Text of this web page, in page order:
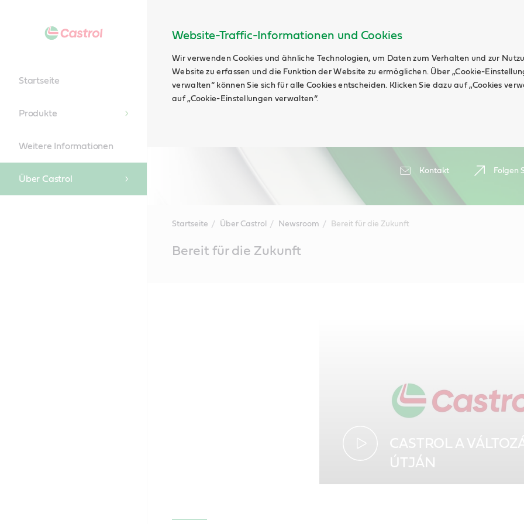
Website-Traffic-Informationen und Cookies
Wir verwenden Cookies und ähnliche Technologien, um Daten zum Verhalten und zur
Website zu erfassen und die Funktion der Website zu ermöglichen. Über „Cookie-
verwalten“ können Sie sich für alle Cookies entscheiden. Klicken Sie dazu auf „Cookies
auf „Cookie-Einstellungen verwalten“.
Kontakt Folgen
Startseite
Produkte
Weitere Informationen
Über Castrol
Startseite Über Castrol Newsroom Bereit für die Zukunft
ContentBereit für die Zukunft
ÚTJÁN